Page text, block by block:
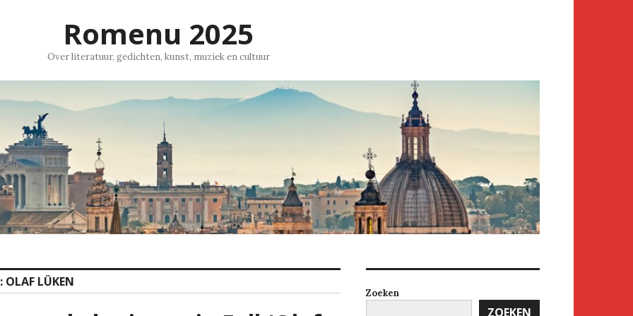
Romenu 2025
Over literatuur, gedichten, kunst, muziek en cultuur
OLAF LÜKEN
Zoeken
ZOEKEN